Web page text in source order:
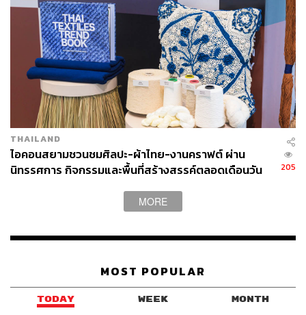
THAILAND
ไอคอนสยามชวนชมศิลปะ-ผ้าไทย-งานคราฟต์ ผ่าน
นิทรรศการ กิจกรรมและพื้นที่สร้างสรรค์ตลอดเดือนวัน
205
MORE
MOST POPULAR
TODAY WEEK MONTH